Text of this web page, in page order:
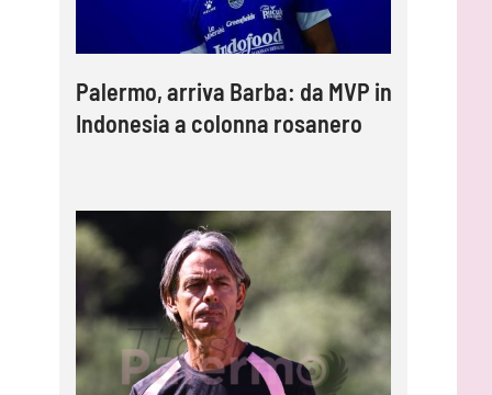
Palermo, arriva Barba: da MVP in
Indonesia a colonna rosanero